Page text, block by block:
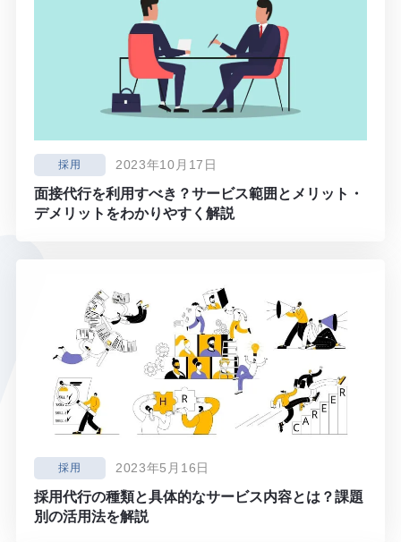
採用 2023年10月17日
面接代行を利用すべき？サービス範囲とメリット・
デメリットをわかりやすく解説
採用 2023年5月16日
採用代行の種類と具体的なサービス内容とは？課題
別の活用法を解説